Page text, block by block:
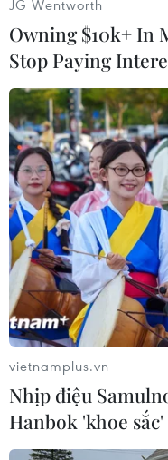
JG Wentworth
Owning $10k+ In
Stop Paying
vietnamplus.vn
Nhịp điệu
Hanbok 'khoe